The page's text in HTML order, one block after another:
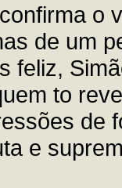
o
de um
feliz,
to
de
e